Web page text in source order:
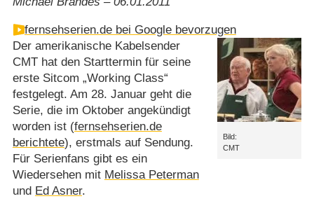
fernsehserien.de bei Google bevorzugen
Bild:
CMT
Der amerikanische Kabelsender
CMT hat den Starttermin für seine
erste Sitcom „Working Class“
festgelegt. Am 28. Januar geht die
Serie, die im Oktober angekündigt
worden ist (fernsehserien.de
berichtete), erstmals auf Sendung.
Für Serienfans gibt es ein
Wiedersehen mit Melissa Peterman
und Ed Asner.